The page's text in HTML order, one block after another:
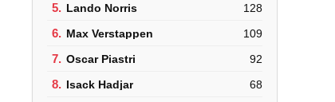
5. Lando Norris 128
6. Max Verstappen 109
7. Oscar Piastri 92
8. Isack Hadjar 68